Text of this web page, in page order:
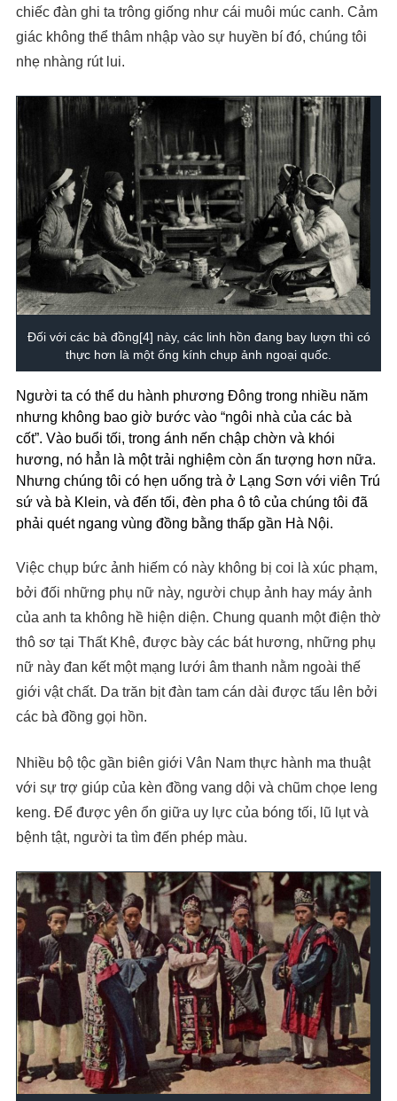
chiếc đàn ghi ta trông giống như cái muôi múc canh. Cảm
giác không thể thâm nhập vào sự huyền bí đó, chúng tôi
nhẹ nhàng rút lui.
Đối với các bà đồng[4] này, các linh hồn đang bay lượn thì có
thực hơn là một ống kính chụp ảnh ngoại quốc.
Người ta có thể du hành phương Đông trong nhiều năm
nhưng không bao giờ bước vào “ngôi nhà của các bà
cốt”. Vào buổi tối, trong ánh nến chập chờn và khói
hương, nó hẳn là một trải nghiệm còn ấn tượng hơn nữa.
Nhưng chúng tôi có hẹn uống trà ở Lạng Sơn với viên Trú
sứ và bà Klein, và đến tối, đèn pha ô tô của chúng tôi đã
phải quét ngang vùng đồng bằng thấp gần Hà Nội.
Việc chụp bức ảnh hiếm có này không bị coi là xúc phạm,
bởi đối những phụ nữ này, người chụp ảnh hay máy ảnh
của anh ta không hề hiện diện. Chung quanh một điện thờ
thô sơ tại Thất Khê, được bày các bát hương, những phụ
nữ này đan kết một mạng lưới âm thanh nằm ngoài thế
giới vật chất. Da trăn bịt đàn tam cán dài được tấu lên bởi
các bà đồng gọi hồn.
Nhiều bộ tộc gần biên giới Vân Nam thực hành ma thuật
với sự trợ giúp của kèn đồng vang dội và chũm chọe leng
keng. Để được yên ổn giữa uy lực của bóng tối, lũ lụt và
bệnh tật, người ta tìm đến phép màu.